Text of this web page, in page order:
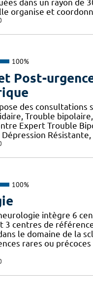
dans un rayon de
organise et
100%
Post-
des consultations
Trouble
Expert Trouble
Résistante,
100%
intègre 6
3 centres de
le domaine de la
rares ou précoces